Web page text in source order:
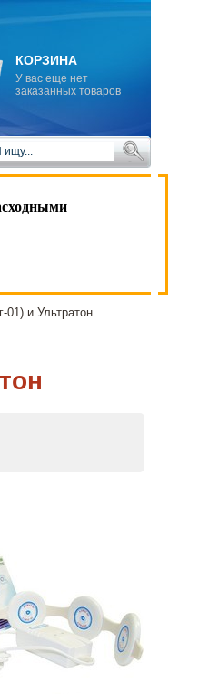
КОРЗИНА
У вас еще нет
заказанных товаров
и Ультратон